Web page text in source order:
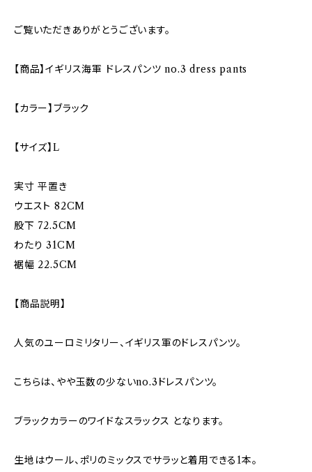
ご覧いただきありがとうございます。
【商品】イギリス海軍 ドレスパンツ no.3 dress pants
【カラー】ブラック
【サイズ】L
実寸 平置き
ウエスト 82CM
股下 72.5CM
わたり 31CM
裾幅 22.5CM
【商品説明】
人気のユーロミリタリー、イギリス軍のドレスパンツ。
こちらは、やや玉数の少ないno.3ドレスパンツ。
ブラックカラーのワイドなスラックス となります。
生地はウール、ポリのミックスでサラッと着用できる1本。